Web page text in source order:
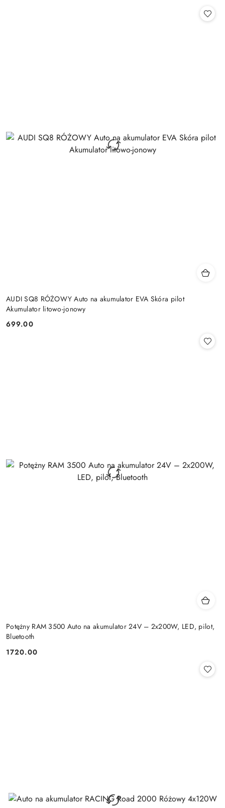
AUDI SQ8 RÓŻOWY Auto na akumulator EVA Skóra pilot
Akumulator litowo-jonowy
Cena:
699.00
Potężny RAM 3500 Auto na akumulator 24V – 2x200W, LED, pilot,
Bluetooth
Cena:
1720.00